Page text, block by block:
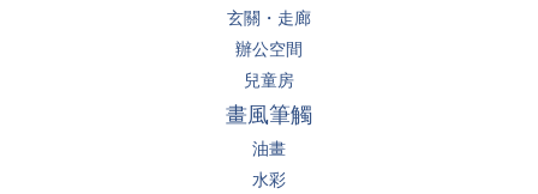
玄關・走廊
辦公空間
兒童房
畫風筆觸
油畫
水彩